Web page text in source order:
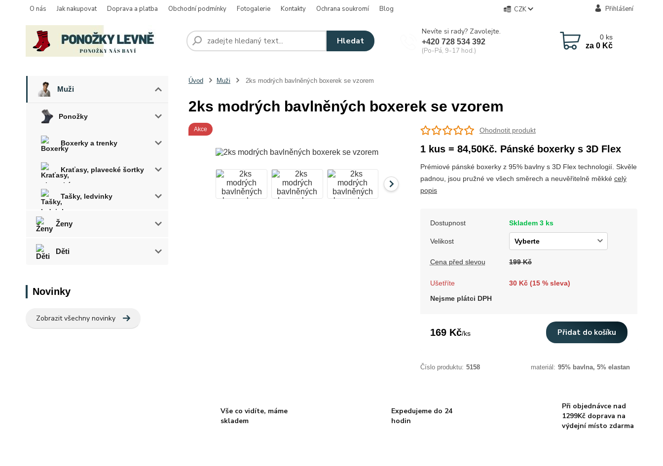
O nás Jak nakupovat Doprava a platba Obchodní podmínky Fotogalerie Kontakty Ochrana soukromí Blog CZK Přihlášení
Hledat
Nevíte si rady? Zavolejte.
+420 728 534 392
(Po-Pá, 9-17 hod.)
0 ks
za 0 Kč
Muži
Ponožky
Boxerky a trenky
Kraťasy, plavecké šortky
Tašky, ledvinky
Ženy
Děti
Novinky
Zobrazit všechny novinky
Úvod Muži 2ks modrých bavlněných boxerek se vzorem
2ks modrých bavlněných boxerek se vzorem
Akce Ohodnotit produkt
1 kus = 84,50Kč. Pánské boxerky s 3D Flex
Prémiové pánské boxerky z 95% bavlny s 3D Flex technologií. Skvěle
padnou, jsou pružné ve všech směrech a neuvěřitelně měkké celý
popis
Dostupnost Skladem 3 ks
Velikost
Cena před slevou 199 Kč
Ušetříte 30 Kč (15% sleva)
Nejsme plátci DPH
169 Kč/ks Přidat do košíku
Číslo produktu: 5158 materiál: 95% bavlna, 5% elastan
Vše co vidíte, máme
skladem
Expedujeme do 24
hodin
Při objednávce nad
1299Kč doprava na
výdejní místo zdarma